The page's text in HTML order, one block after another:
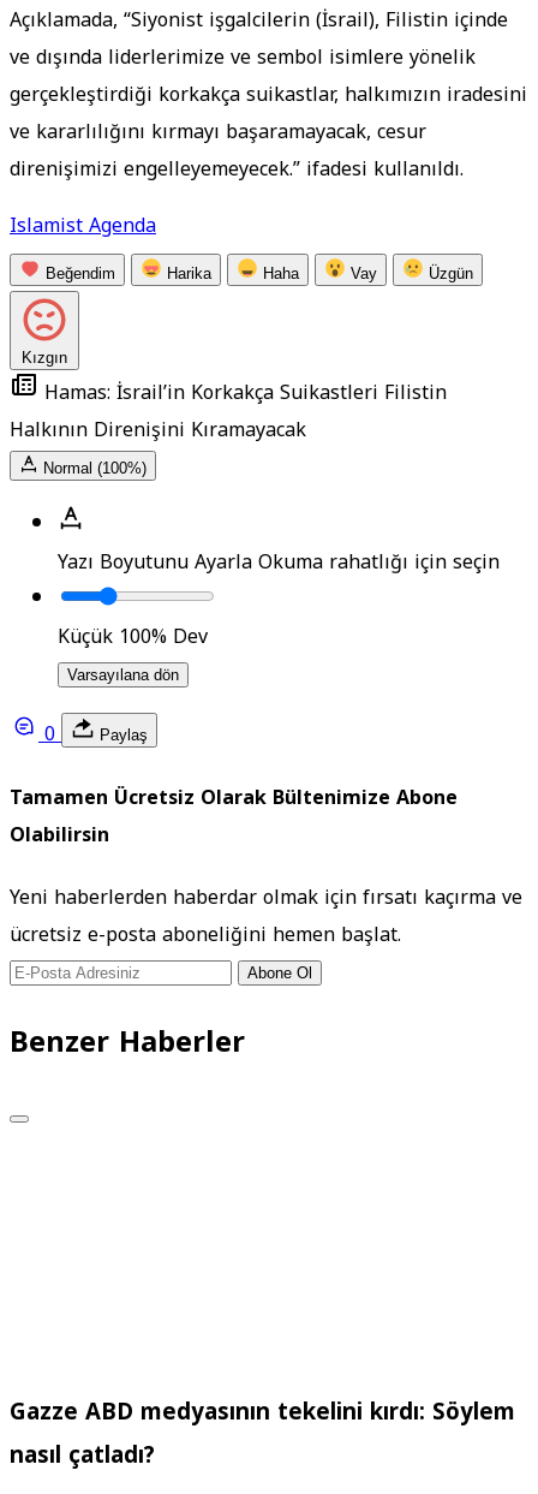
Açıklamada, “Siyonist işgalcilerin (İsrail), Filistin içinde
ve dışında liderlerimize ve sembol isimlere yönelik
gerçekleştirdiği korkakça suikastlar, halkımızın iradesini
ve kararlılığını kırmayı başaramayacak, cesur
direnişimizi engelleyemeyecek.” ifadesi kullanıldı.
Islamist Agenda
Beğendim Harika Haha Vay Üzgün
Kızgın
Hamas: İsrail’in Korkakça Suikastleri Filistin
Halkının Direnişini Kıramayacak
Normal (100%)
Yazı Boyutunu AyarlaOkuma rahatlığı için seçin
Küçük 100%Dev
Varsayılana dön
0 Paylaş
Tamamen Ücretsiz Olarak Bültenimize Abone
Olabilirsin
Yeni haberlerden haberdar olmak için fırsatı kaçırma ve
ücretsiz e-posta aboneliğini hemen başlat.
Abone Ol
Benzer Haberler
Gazze ABD medyasının tekelini kırdı: Söylem
nasıl çatladı?